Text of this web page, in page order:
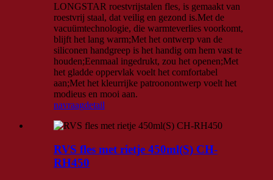
LONGSTAR roestvrijstalen fles, is gemaakt van
roestvrij staal, dat veilig en gezond is.Met de
vacuümtechnologie, die warmteverlies voorkomt,
blijft het lang warm;Met het ontwerp van de
siliconen handgreep is het handig om hem vast te
houden;Eenmaal ingedrukt, zou het openen;Met
het gladde oppervlak voelt het comfortabel
aan;Met het kleurrijke patroonontwerp voelt het
modieus en mooi aan.
navraagdetail
RVS fles met rietje 450ml(S) CH-
RH450